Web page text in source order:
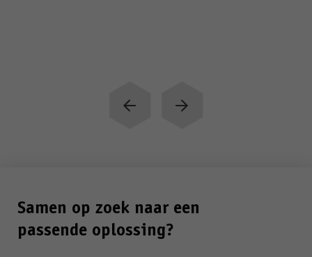
Volgende
slide
Samen op zoek naar een
passende oplossing?